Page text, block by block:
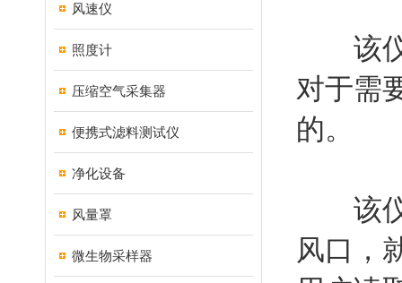
风速仪
照度计
压缩空气采集器
便携式滤料测试仪
净化设备
风量罩
微生物采样器
该仪
对于需
的。
该仪
风口，